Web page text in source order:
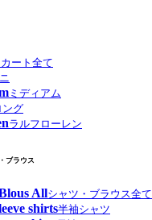
ート全て
ミディアム
ング
ラルフローレン
ブラウス
Allシャツ・ブラウス全て
shirts半袖シャツ